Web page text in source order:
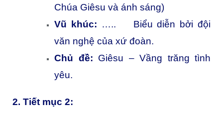
Chúa Giêsu và ánh sáng)
Vũ khúc: ….. Biểu diễn bởi đội
văn nghệ của xứ đoàn.
Chủ đề: Giêsu – Vầng trăng tình
yêu.
2. Tiết mục 2: